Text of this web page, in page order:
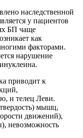
наследственной
у пациентов
БП чаще
как
факторами.
нарушение
приводит к
и телец Леви.
мышц,
движений),
невозможность